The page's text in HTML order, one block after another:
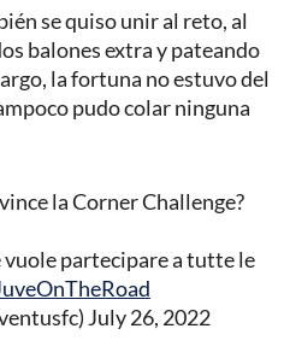
se quiso unir al reto, al
balones extra y pateando
la fortuna no estuvo del
pudo colar ninguna
la Corner Challenge?
partecipare a tutte le
July 26, 2022